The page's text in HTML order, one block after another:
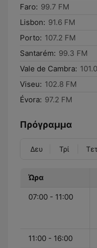
Faro: 99.7 FM
Lisbon: 91.6 FM
Porto: 107.2 FM
Santarém: 99.3 FM
Vale de Cambra:
Viseu: 102.8 FM
Évora: 97.2 FM
Πρόγραμμα
Δευ Τρί
Ώρα
07:00 - 11:00
11:00 - 16:00